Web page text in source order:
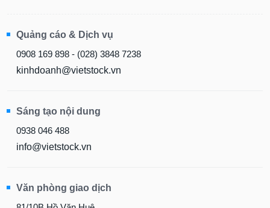
0908 169 898 - (028) 3848 7238
kinhdoanh@vietstock.vn
0938 046 488
info@vietstock.vn
81/10B Hồ Văn Huê,